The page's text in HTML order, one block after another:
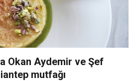
Okan Aydemir ve Şef
mutfağı